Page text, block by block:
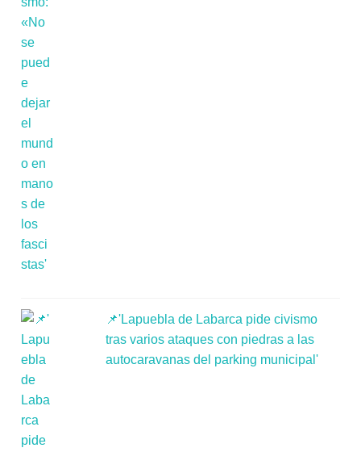
📌'Lapuebla de Labarca pide civismo
tras varios ataques con piedras a las
autocaravanas del parking municipal'